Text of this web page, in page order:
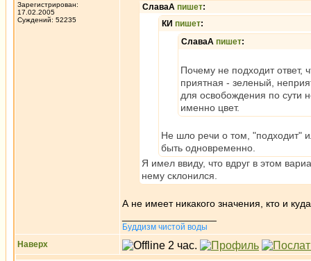
Зарегистрирован:
17.02.2005
Суждений: 52235
СлаваА пишет:
КИ пишет:
СлаваА пишет:
Почему не подходит
приятная - зеленый,
для освобождения по сути
именно цвет.
Не шло речи о том, "подходит"
быть одновременно.
Я имел ввиду, что вдруг в этом
нему склонился.
А не имеет никакого значения, кто и
Буддизм чистой воды
Наверх